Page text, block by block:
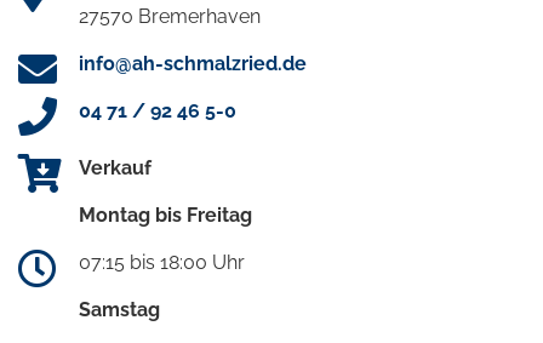
27570 Bremerhaven
info@ah-schmalzried.de
04 71 / 92 46 5-0
Verkauf
Montag bis Freitag
07:15 bis 18:00 Uhr
Samstag